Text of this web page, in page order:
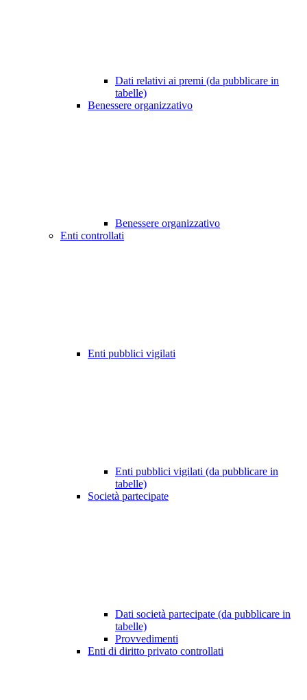
Dati relativi ai premi (da pubblicare in
tabelle)
Benessere organizzativo
Benessere organizzativo
Enti controllati
Enti pubblici vigilati
Enti pubblici vigilati (da pubblicare in
tabelle)
Società partecipate
Dati società partecipate (da pubblicare in
tabelle)
Provvedimenti
Enti di diritto privato controllati